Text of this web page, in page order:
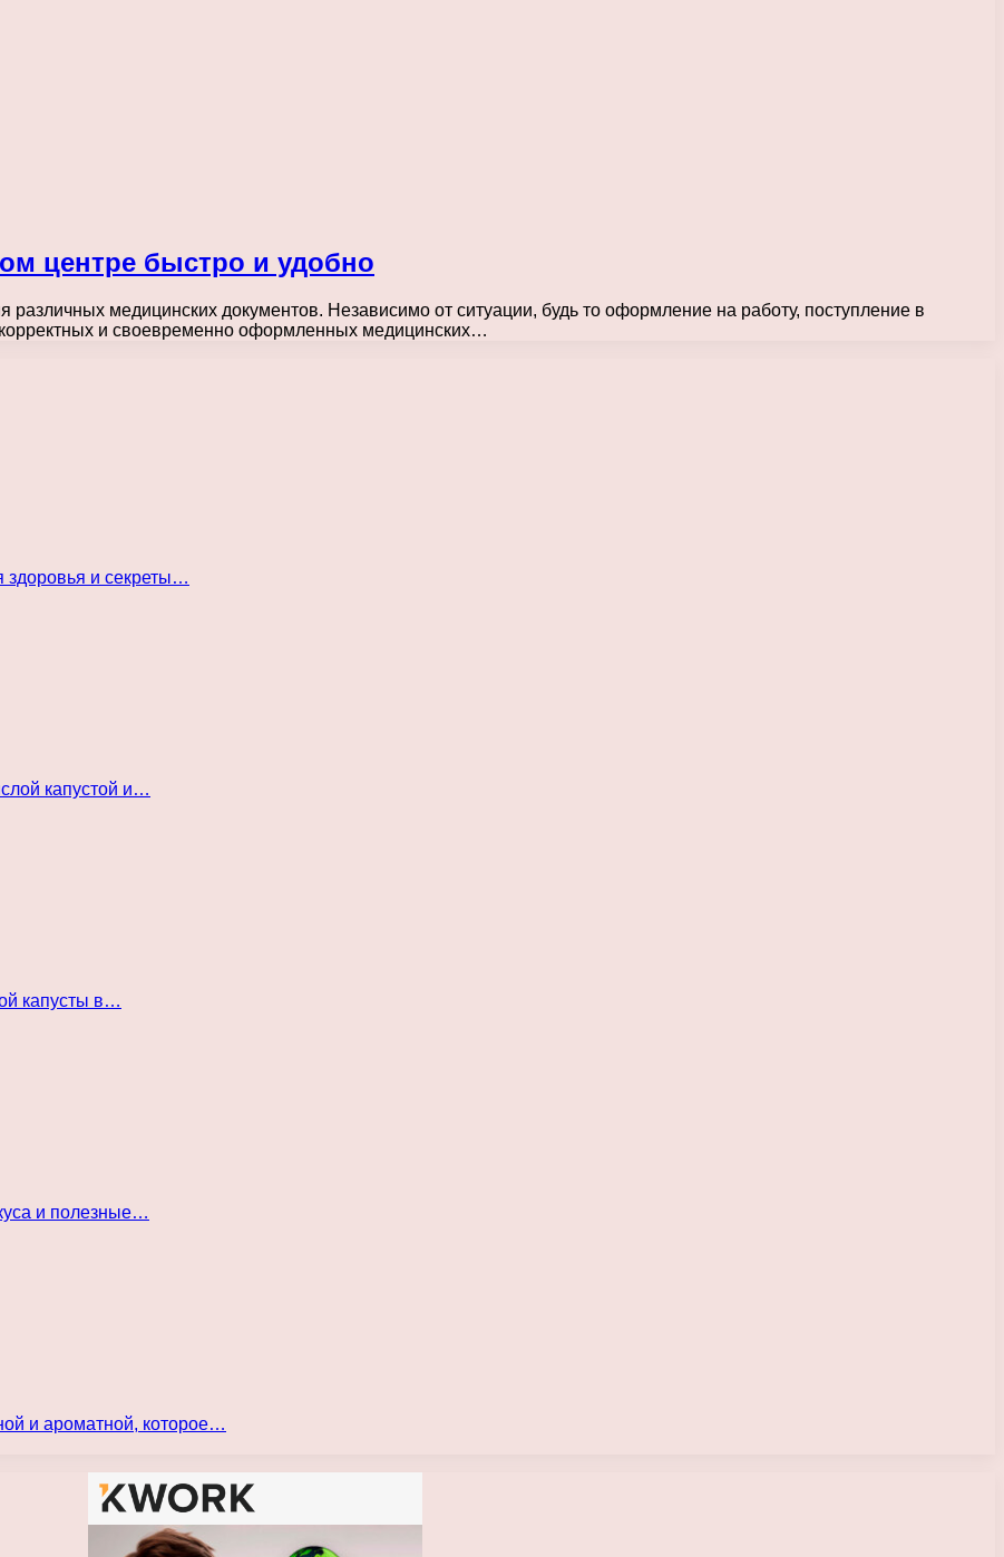
центре быстро и удобно
медицинских документов. Независимо от ситуации, будь то оформление на работу, поступление в
и своевременно оформленных медицинских…
здоровья и секреты…
капустой и…
капусты в…
и полезные…
и ароматной, которое…